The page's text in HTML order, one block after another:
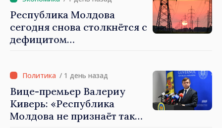
Республика Молдова
сегодня снова столкнётся с
дефицитом
/ 1 день назад
Вице-премьер Валериу
Киверь: «Республика
Молдова не признаёт так